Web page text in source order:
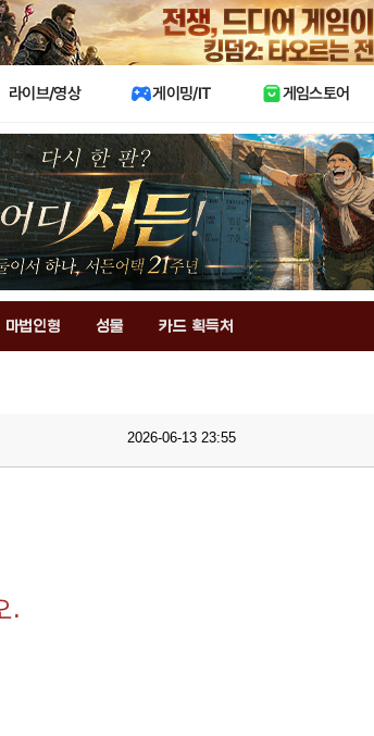
X
라이브/영상 게이밍/IT 게임스토어
마법인형 성물 카드 획득처
2026-06-13 23:55
.